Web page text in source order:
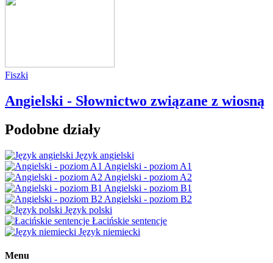
Fiszki
Angielski - Słownictwo związane z wiosną
Podobne działy
Język angielski
Angielski - poziom A1
Angielski - poziom A2
Angielski - poziom B1
Angielski - poziom B2
Język polski
Łacińskie sentencje
Język niemiecki
Menu